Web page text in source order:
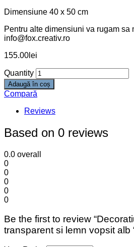
Dimensiune 40 x 50 cm
Pentru alte dimensiuni va rugam sa
info@fox.creativ.ro
155.00 lei
Quantity
Adaugă în coș
Compară
Reviews
Based on 0 reviews
0.0 overall
0
0
0
0
0
Be the first to review
transparent si lemn vopsit alb